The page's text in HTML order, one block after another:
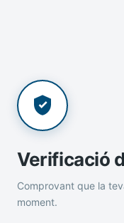
Verificació
Comprovant que la
moment.